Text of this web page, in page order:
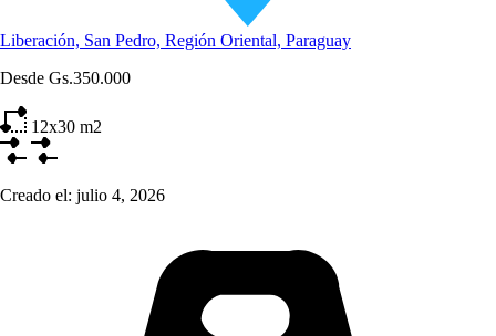
Liberación, San Pedro, Región Oriental, Paraguay
Desde Gs.350.000
12x30 m2
Creado el: julio 4, 2026